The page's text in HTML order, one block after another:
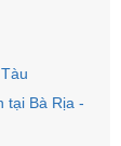
tại Bà Rịa -